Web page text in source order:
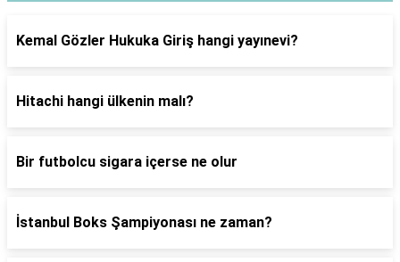
Kemal Gözler Hukuka Giriş hangi yayınevi?
Hitachi hangi ülkenin malı?
Bir futbolcu sigara içerse ne olur
İstanbul Boks Şampiyonası ne zaman?